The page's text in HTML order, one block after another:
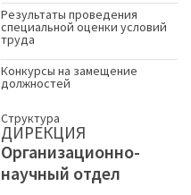
Результаты проведения
специальной оценки условий
труда
Конкурсы на замещение
должностей
Структура
ДИРЕКЦИЯ
Организационно-
научный отдел